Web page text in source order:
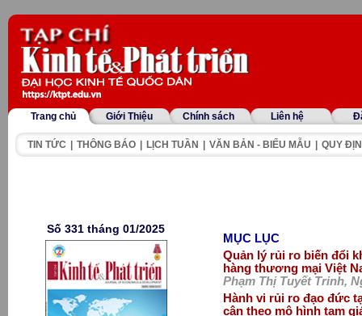
Trang chủ Giới Thiệu Chính sách Liên hệ
TIN TỨC THÔNG BÁO LỊCH TUẦN VĂN BẢN - BIỂU MẪU QUY
Số 331 tháng 01/2025
MỤC LỤC
Quản lý rủi ro biến đổi
hàng thương mại Việt
Phạm Thị Tuyết Trinh,
Hành vi rủi ro đạo đức
cận theo mô hình tam